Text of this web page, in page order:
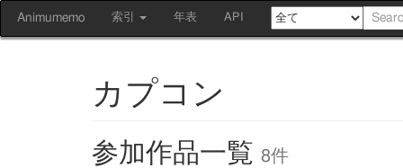
Animumemo 索引 年表 API
カプコン
参加作品一覧 8件